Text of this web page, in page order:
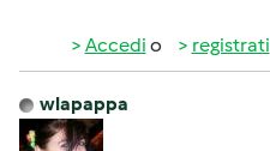
Accedi o registrati
wlapappa